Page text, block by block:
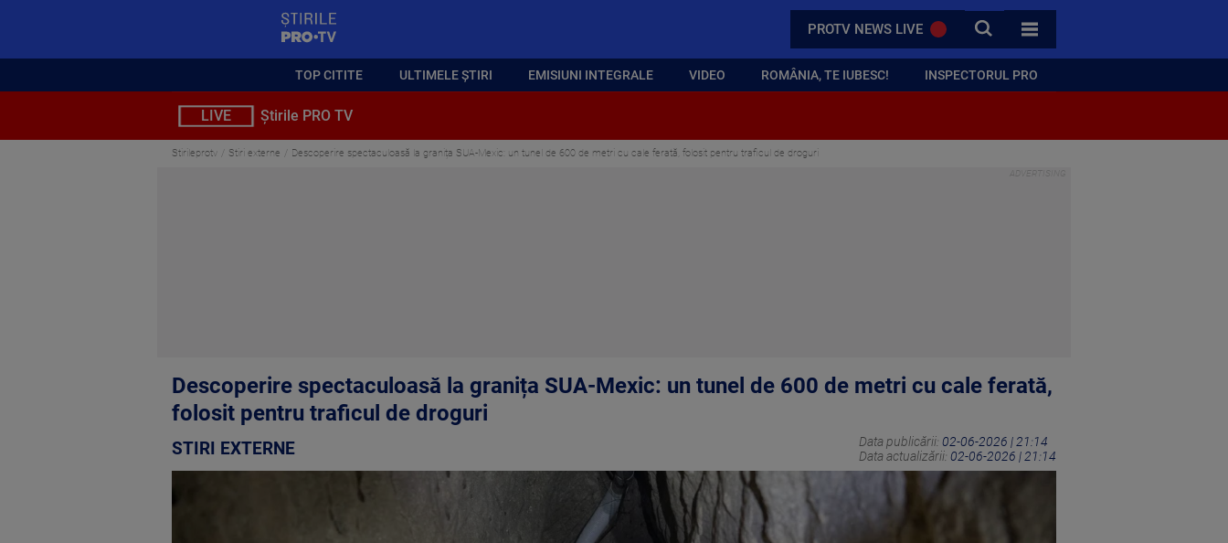
PROTV NEWS LIVE CAUTA
TOATE CATEGORIILE
TOP CITITE ULTIMELE ȘTIRI EMISIUNI INTEGRALE VIDEO ROMÂNIA, TE IUBESC! INSPECTORUL PRO
LIVE Știrile PRO TV
Stirileprotv Stiri externe Descoperire spectaculoasă la granița SUA-Mexic: un tunel de 600 de metri cu cale ferată, folosit pentru traficul de droguri
Descoperire spectaculoasă la granița SUA-Mexic: un tunel de 600 de metri cu cale ferată,
folosit pentru traficul de droguri
STIRI EXTERNE Data publicării: 02-06-2026 | 21:14
Data actualizării: 02-06-2026 | 21:14